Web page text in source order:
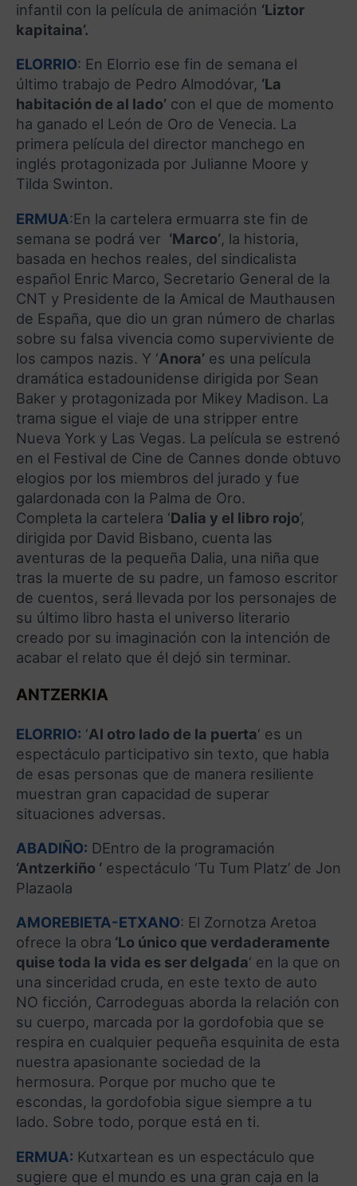
infantil con la película de animación ‘Liztor
kapitaina’.
ELORRIO: En Elorrio ese fin de semana el
último trabajo de Pedro Almodóvar, ‘La
habitación de al lado’ con el que de momento
ha ganado el León de Oro de Venecia. La
primera película del director manchego en
inglés protagonizada por Julianne Moore y
Tilda Swinton.
ERMUA:En la cartelera ermuarra ste fin de
semana se podrá ver ‘Marco’, la historia,
basada en hechos reales, del sindicalista
español Enric Marco, Secretario General de la
CNT y Presidente de la Amical de Mauthausen
de España, que dio un gran número de charlas
sobre su falsa vivencia como superviviente de
los campos nazis. Y ‘Anora’ es una película
dramática estadounidense dirigida por Sean
Baker y protagonizada por Mikey Madison. La
trama sigue el viaje de una stripper entre
Nueva York y Las Vegas. La película se estrenó
en el Festival de Cine de Cannes donde obtuvo
elogios por los miembros del jurado y fue
galardonada con la Palma de Oro.
Completa la cartelera ‘Dalia y el libro rojo’,
dirigida por David Bisbano, cuenta las
aventuras de la pequeña Dalia, una niña que
tras la muerte de su padre, un famoso escritor
de cuentos, será llevada por los personajes de
su último libro hasta el universo literario
creado por su imaginación con la intención de
acabar el relato que él dejó sin terminar.
ANTZERKIA
ELORRIO: ‘Al otro lado de la puerta‘ es un
espectáculo participativo sin texto, que habla
de esas personas que de manera resiliente
muestran gran capacidad de superar
situaciones adversas.
ABADIÑO: DEntro de la programación
‘Antzerkiño ‘ espectáculo ‘Tu Tum Platz’ de Jon
Plazaola
AMOREBIETA-ETXANO: El Zornotza Aretoa
ofrece la obra ‘Lo único que verdaderamente
quise toda la vida es ser delgada‘ en la que on
una sinceridad cruda, en este texto de auto
NO ficción, Carrodeguas aborda la relación con
su cuerpo, marcada por la gordofobia que se
respira en cualquier pequeña esquinita de esta
nuestra apasionante sociedad de la
hermosura. Porque por mucho que te
escondas, la gordofobia sigue siempre a tu
lado. Sobre todo, porque está en ti.
ERMUA: Kutxartean es un espectáculo que
sugiere que el mundo es una gran caja en la